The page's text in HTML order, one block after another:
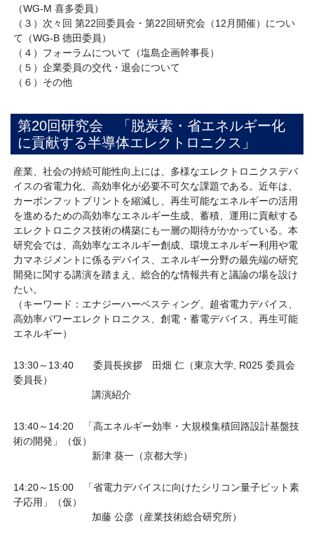
（WG-M 喜多委員）
（３）次々回 第22回委員会・第22回研究会（12月開催）につい
て（WG-B 德田委員）
（４）フォーラムについて（塩島企画幹事長）
（５）企業委員の交代・退会について
（６）その他
第20回研究会 「脱炭素・省エネルギー化
に貢献する半導体エレクトロニクス」
産業、社会の持続可能性向上には、多様なエレクトロニクスデバ
イスの省電力化、高効率化が必要不可欠な課題である。近年は、
カーボンフットプリントを縮減し、再生可能なエネルギーの活用
を進めるための高効率なエネルギー生成、蓄積、運用に貢献する
エレクトロニクス技術の構築にも一層の期待がかかっている。本
研究会では、高効率なエネルギー創成、環境エネルギー利用や電
力マネジメントに係るデバイス、エネルギー分野の最先端の研究
開発に関する講演を踏まえ、総合的な情報共有と議論の場を設け
たい。
（キーワード：エナジーハーベスティング、超省電力デバイス、
高効率パワーエレクトロニクス、創電・蓄電デバイス、再生可能
エネルギー）
13:30～13:40 委員長挨拶 田畑 仁（東京大学, R025 委員会
委員長）
講演紹介
13:40～14:20 「高エネルギー効率・大規模集積回路設計基盤技
術の開発」（仮）
新津 葵一（京都大学）
14:20～15:00 「省電力デバイスに向けたシリコン量子ビット素
子応用」（仮）
加藤 公彦（産業技術総合研究所）